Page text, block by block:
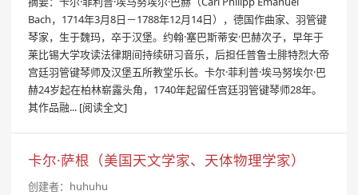
Bach，1714年3月8日－1788年12月14日），德国作曲家、羽管键
琴家，生于魏玛，卒于汉堡。约翰·塞巴斯蒂安·巴赫次子，早年于
莱比锡大学攻读法律期间持续研习音乐，后担任普鲁士腓特烈大帝
宫廷羽管键琴师及汉堡五所教堂乐长。卡尔·菲利普·埃马努埃尔·巴
赫24岁起在柏林崭露头角，1740年起留任宫廷羽管键琴师28年。
其作品融... [阅读全文]
卡尔·萨根（美国天文学家、天体物理学家）
创建者： huhuhu